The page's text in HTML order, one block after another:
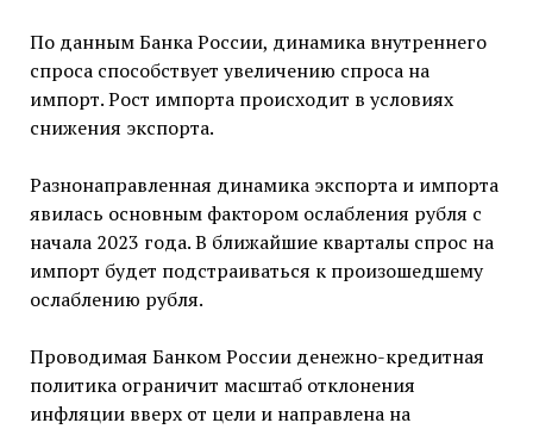
По данным Банка России, динамика внутреннего
спроса способствует увеличению спроса на
импорт. Рост импорта происходит в условиях
снижения экспорта.
Разнонаправленная динамика экспорта и импорта
явилась основным фактором ослабления рубля с
начала 2023 года. В ближайшие кварталы спрос на
импорт будет подстраиваться к произошедшему
ослаблению рубля.
Проводимая Банком России денежно-кредитная
политика ограничит масштаб отклонения
инфляции вверх от цели и направлена на